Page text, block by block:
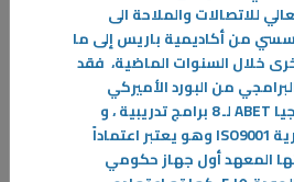
للاتصالات والملاحة الى
من أكاديمية باريس إلى ما
أخرى خلال السنوات الماضية، فقد
من البورد الأميركي
لـ 8 برامج تدريبية ، و
وهو يعتبر اعتماداً
المعهد أول جهاز حكومي